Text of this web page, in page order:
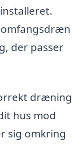
omfangsdræn
der passer
dræning
hus mod
sig omkring